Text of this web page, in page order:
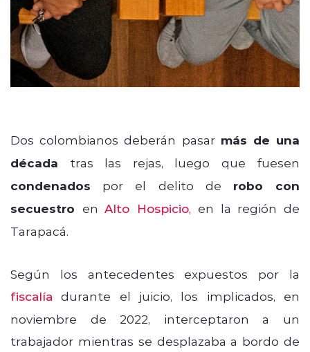
Dos colombianos deberán pasar más de una
década tras las rejas, luego que fuesen
condenados por el delito de robo con
secuestro enAlto Hospicio, en la región de
Tarapacá.
Según los antecedentes expuestos por la
fiscalía durante el juicio, los implicados, en
noviembre de 2022, interceptaron a un
trabajador mientras se desplazaba a bordo de